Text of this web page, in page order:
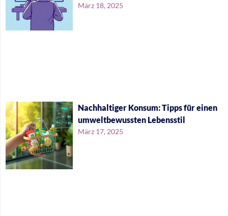
März 18, 2025
Nachhaltiger Konsum: Tipps für einen
umweltbewussten Lebensstil
März 17, 2025